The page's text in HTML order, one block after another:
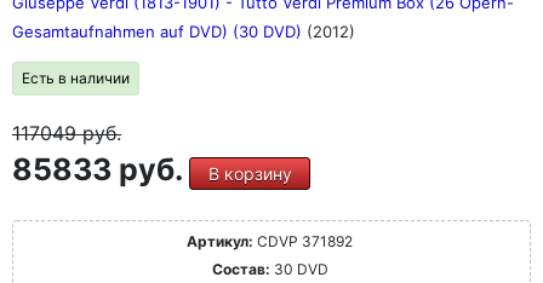
Gesamtaufnahmen auf DVD) (30 DVD) (2012)
Есть в наличии
117049руб.
85833 руб. В корзину
Артикул: CDVP 371892
Состав: 30 DVD